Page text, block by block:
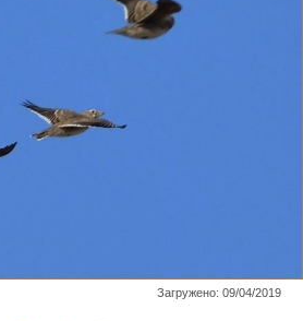
Загружено: 09/04/2019